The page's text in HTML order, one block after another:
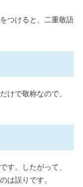
つけると、二重敬語
けで敬称なので、
す。したがって、
は誤りです。